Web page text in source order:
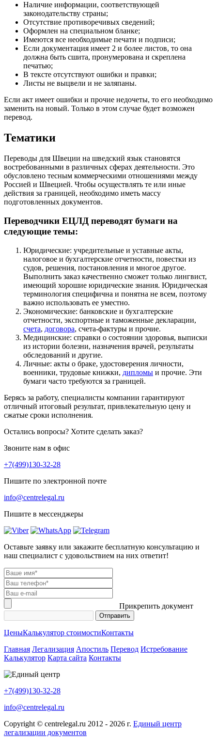
Наличие информации, соответствующей
законодательству страны;
Отсутствие противоречивых сведений;
Оформлен на специальном бланке;
Имеются все необходимые печати и подписи;
Если документация имеет 2 и более листов, то она
должна быть сшита, пронумерована и скреплена
печатью;
В тексте отсутствуют ошибки и правки;
Листы не выцвели и не заляпаны.
Если акт имеет ошибки и прочие недочеты, то его необходимо
заменить на новый. Только в этом случае будет возможен
перевод.
Тематики
Переводы для Швеции на шведский язык становятся
востребованными в различных сферах деятельности. Это
обусловлено тесным коммерческими отношениями между
Россией и Швецией. Чтобы осуществлять те или иные
действия за границей, необходимо иметь массу
подготовленных документов.
Переводчики ЕЦЛД переводят бумаги на
следующие темы:
Юридические: учредительные и уставные акты,
налоговое и бухгалтерские отчетности, повестки из
судов, решения, постановления и многое другое.
Выполнить заказ качественно сможет только лингвист,
имеющий хорошие юридические знания. Юридическая
терминология специфична и понятна не всем, поэтому
важно использовать ее уместно.
Экономические: банковские и бухгалтерские
отчетности, экспортные и таможенные декларации,
счета, договора, счета-фактуры и прочие.
Медицинские: справки о состоянии здоровья, выписки
из истории болезни, назначения врачей, результаты
обследований и другие.
Личные: акты о браке, удостоверения личности,
военники, трудовые книжки, дипломы и прочие. Эти
бумаги часто требуются за границей.
Берясь за работу, специалисты компании гарантируют
отличный итоговый результат, привлекательную цену и
сжатые сроки исполнения.
Остались вопросы? Хотите сделать заказ?
Звоните нам в офис
+7(499)130-32-28
Пишите по электронной почте
info@centrelegal.ru
Пишите в мессенджеры
Оставьте заявку или закажите бесплатную консультацию и
наш специалист с удовольствием на них ответит!
Прикрепить документ
ЦеныКалькулятор стоимостиКонтакты
Главная Легализация Апостиль Перевод Истребование
Калькулятор Карта сайта Контакты
+7(499)130-32-28
info@centrelegal.ru
Copyright © centrelegal.ru 2012 - 2026 г. Единый центр
легализации документов